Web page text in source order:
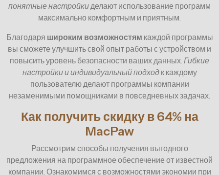
понятные настройки делают использование программ
максимально комфортным и приятным.
Благодаря широким возможностям каждой программы
вы сможете улучшить свой опыт работы с устройством и
повысить уровень безопасности ваших данных. Гибкие
настройки и индивидуальный подходк каждому
пользователю делают программы компании
незаменимыми помощниками в повседневных задачах.
Как получить скидку в 64% на
MacPaw
Рассмотрим способы получения выгодного
предложения на программное обеспечение от известной
компании. Ознакомимся с возможностями экономии при